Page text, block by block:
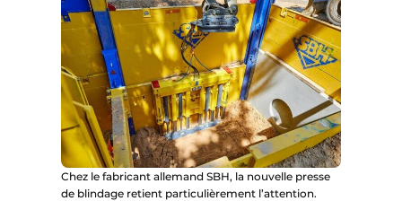
Chez le fabricant allemand SBH, la nouvelle presse
de blindage retient particulièrement l’attention.